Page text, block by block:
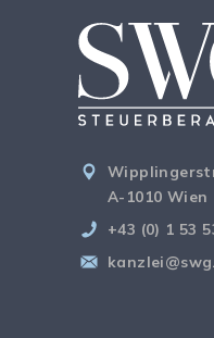
A-1010 Wien
+43 (0) 1 53